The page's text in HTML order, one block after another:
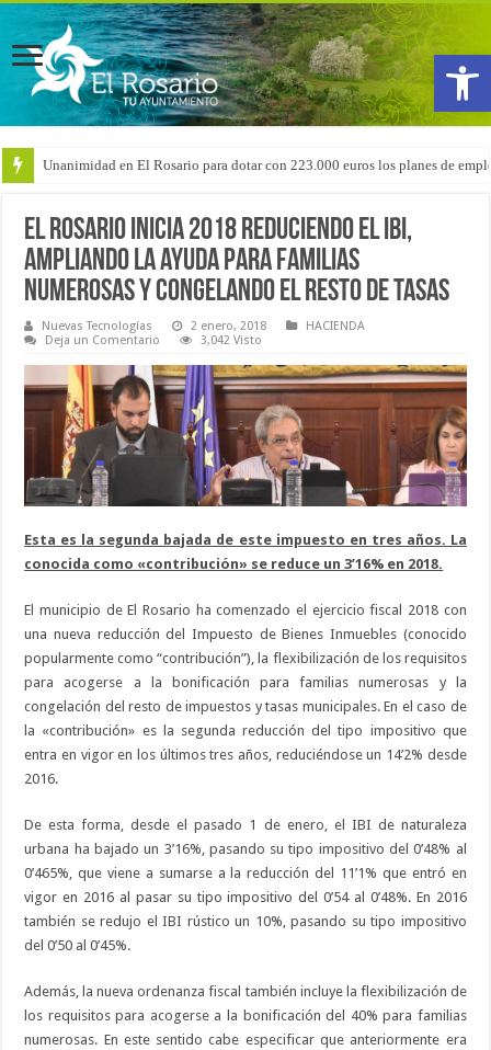
Abrir
Unanimidad en El Rosario para dotar con 223.000 euros los planes de
Arranca la reforma del CEIP San Isidro con las demoliciones para la
El Rosario inicia 2018 reduciendo el IBI,
ampliando la ayuda para familias
numerosas y congelando el resto de tasas
Nuevas Tecnologías 2 enero, 2018
HACIENDA
Deja un Comentario
3,042 Visto
Esta es la segunda bajada de este impuesto en tres años. La
conocida como «contribución» se reduce un 3’16% en 2018.
El municipio de El Rosario ha comenzado el ejercicio fiscal 2018 con
una nueva reducción del Impuesto de Bienes Inmuebles (conocido
popularmente como “contribución”), la flexibilización de los requisitos
para acogerse a la bonificación para familias numerosas y la
congelación del resto de impuestos y tasas municipales. En el caso de
la «contribución» es la segunda reducción del tipo impositivo que
entra en vigor en los últimos tres años, reduciéndose un 14’2% desde
2016.
De esta forma, desde el pasado 1 de enero, el IBI de naturaleza
urbana ha bajado un 3’16%, pasando su tipo impositivo del 0’48% al
0’465%, que viene a sumarse a la reducción del 11’1% que entró en
vigor en 2016 al pasar su tipo impositivo del 0’54 al 0’48%. En 2016
también se redujo el IBI rústico un 10%, pasando su tipo impositivo
del 0’50 al 0’45%.
Además, la nueva ordenanza fiscal también incluye la flexibilización de
los requisitos para acogerse a la bonificación del 40% para familias
numerosas. En este sentido cabe especificar que anteriormente era